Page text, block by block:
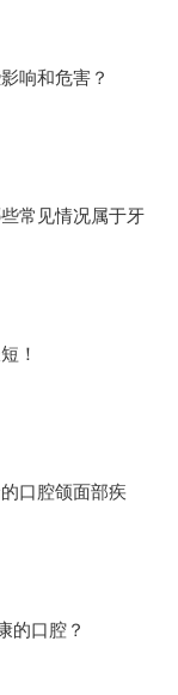
响和危害？
常见情况属于牙
！
口腔颌面部疾
的口腔？